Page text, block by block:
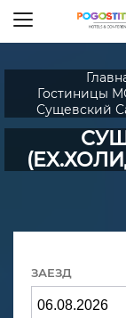
Гостиницы
Сущевский
ЗАЕЗД